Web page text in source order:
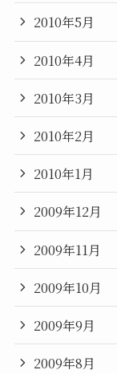
2010年5月
2010年4月
2010年3月
2010年2月
2010年1月
2009年12月
2009年11月
2009年10月
2009年9月
2009年8月